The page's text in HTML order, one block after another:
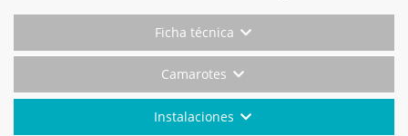
Ficha técnica
Camarotes
Instalaciones